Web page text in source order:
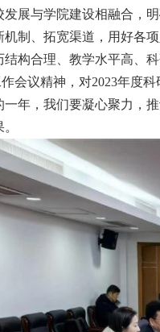
展与学院建设相融合，
制、拓宽渠道，用好各
构合理、教学水平高、
会议精神，对2023年度科
年，我们要凝心聚力，